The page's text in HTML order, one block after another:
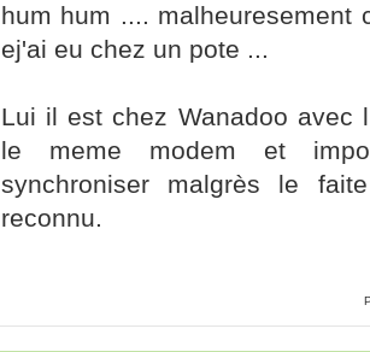
hum hum .... malheuresement
ej'ai eu chez un pote ...
Lui il est chez Wanadoo avec
le meme modem et
synchroniser malgrès le
reconnu.